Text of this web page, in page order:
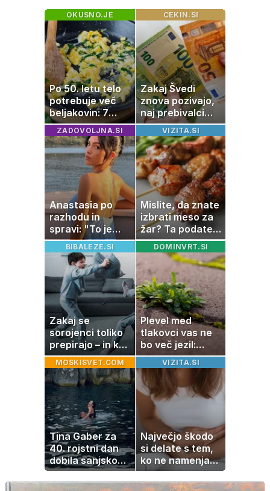
OKUSNO.JE
Po 50. letu telo
potrebuje več
beljakovin: 7
okusnih
receptov za
vsak dan
CEKIN.SI
Zakaj Švedi
znova pozivajo,
naj prebivalci
hranijo gotovino
doma?
ZADOVOLJNA.SI
Anastasia po
razhodu in
spravi: "To je
največja
napaka, ki jo
naredimo v jezi"
VIZITA.SI
Mislite, da znate
izbrati meso za
žar? Ta podatek
vas lahko
preseneti
BIBALEZE.SI
Zakaj se
sorojenci toliko
prepirajo – in kaj
se ob tem učijo?
DOMINVRT.SI
Plevel med
tlakovci vas ne
bo več jezil:
pomagajo vam
stvari, ki jih
imate v kuhinji
MOSKISVET.COM
Tina Gaber za
40. rojstni dan
dobila sanjsko
darilo
VIZITA.SI
Največjo škodo
si delate s tem,
ko ne namenjate
pozornosti
prebavi